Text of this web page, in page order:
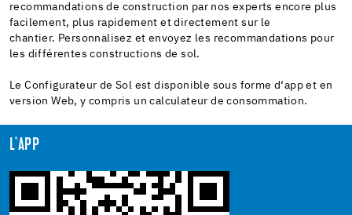
recommandations de construction par nos experts encore plus
facilement, plus rapidement et directement sur le
chantier. Personnalisez et envoyez les recommandations pour
les différentes constructions de sol.
Le Configurateur de Sol est disponible sous forme d‘app et en
version Web, y compris un calculateur de consommation.
L'APP